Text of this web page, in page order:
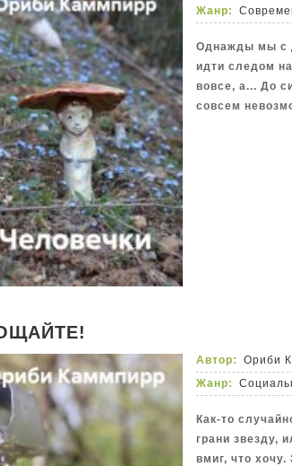
Жанр:
Однажды мы с
идти следом
вовсе, а... До
совсем
Автор:
Ориби
Жанр:
Как-то
грани звезду,
вмиг, что